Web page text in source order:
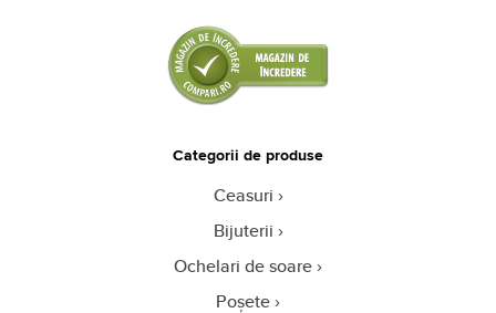
Categorii de produse
Ceasuri
Bijuterii
Ochelari de soare
Poșete